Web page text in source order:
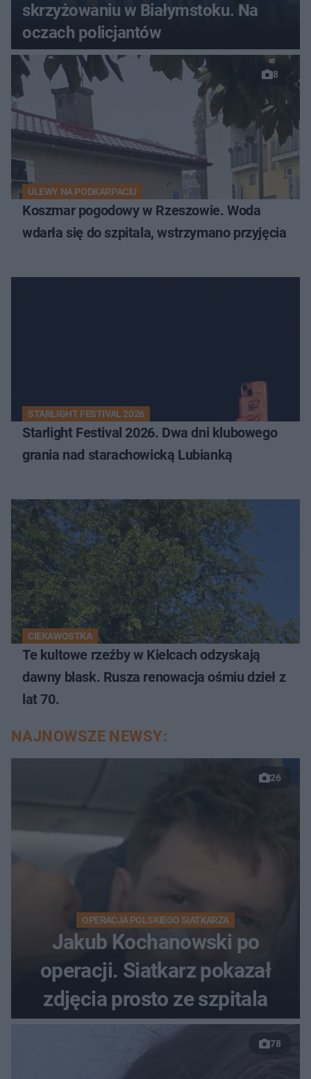
skrzyżowaniu w Białymstoku. Na
oczach policjantów
8
ULEWY NA PODKARPACIU
Koszmar pogodowy w Rzeszowie. Woda
wdarła się do szpitala, wstrzymano przyjęcia
STARLIGHT FESTIVAL 2026
Starlight Festival 2026. Dwa dni klubowego
grania nad starachowicką Lubianką
CIEKAWOSTKA
Te kultowe rzeźby w Kielcach odzyskają
dawny blask. Rusza renowacja ośmiu dzieł z
lat 70.
NAJNOWSZE NEWSY:
26
OPERACJA POLSKIEGO SIATKARZA
Jakub Kochanowski po
operacji. Siatkarz pokazał
zdjęcia prosto ze szpitala
78